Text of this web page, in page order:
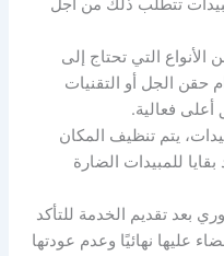
تتطلب ذلك من أجل
التي تحتاج إلى
حقن الجل أو التقنيات
أعلى فعالية.
يتم تنظيف المكان
للمبيدات الضارة
بعد تقديم الخدمة للتأكد
عليها نهائيًا وعدم عودتها